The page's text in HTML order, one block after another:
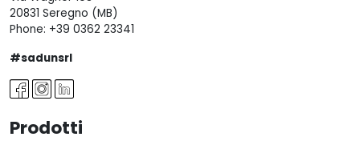
20831 Seregno (MB)
Phone: +39 0362 23341
#sadunsrl
Prodotti